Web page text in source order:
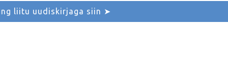
liitu uudiskirjaga siin ➤